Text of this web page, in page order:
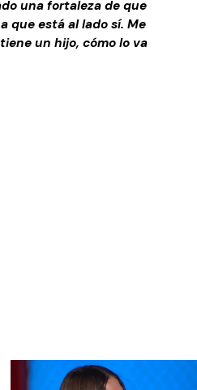
una fortaleza de que
que está al lado sí. Me
un hijo, cómo lo va